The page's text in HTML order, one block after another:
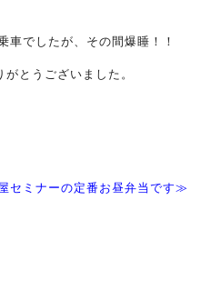
車でしたが、その間爆睡！！
とうございました。
セミナーの定番お昼弁当です≫